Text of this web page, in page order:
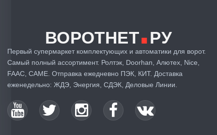
ВОРОТНЕТ.РУ
Первый супермаркет комплектующих и автоматики для ворот.
Самый полный ассортимент. Ролтэк, Doorhan, Алютех, Nice,
FAAC, CAME. Отправка ежедневно ПЭК, КИТ. Доставка
еженедельно: ЖДЭ, Энергия, СДЭК, Деловые Линии.